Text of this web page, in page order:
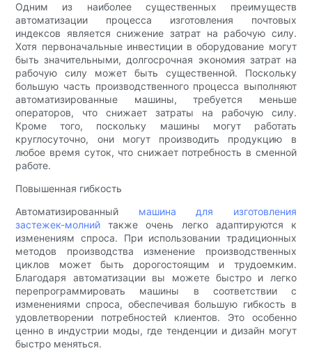
Одним из наиболее существенных преимуществ
автоматизации процесса изготовления почтовых
индексов является снижение затрат на рабочую силу.
Хотя первоначальные инвестиции в оборудование могут
быть значительными, долгосрочная экономия затрат на
рабочую силу может быть существенной. Поскольку
большую часть производственного процесса выполняют
автоматизированные машины, требуется меньше
операторов, что снижает затраты на рабочую силу.
Кроме того, поскольку машины могут работать
круглосуточно, они могут производить продукцию в
любое время суток, что снижает потребность в сменной
работе.
Повышенная гибкость
Автоматизированный машина для изготовления
застежек-молнийтакже очень легко адаптируются к
изменениям спроса. При использовании традиционных
методов производства изменение производственных
циклов может быть дорогостоящим и трудоемким.
Благодаря автоматизации вы можете быстро и легко
перепрограммировать машины в соответствии с
изменениями спроса, обеспечивая большую гибкость в
удовлетворении потребностей клиентов. Это особенно
ценно в индустрии моды, где тенденции и дизайн могут
быстро меняться.